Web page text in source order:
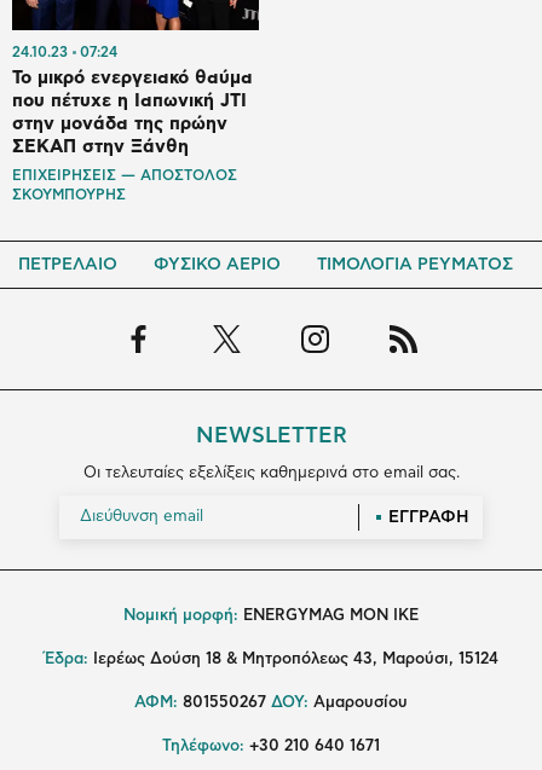
24.10.23 07:24
Το μικρό ενεργειακό θαύμα
που πέτυχε η Ιαπωνική JTI
στην μονάδα της πρώην
ΣΕΚΑΠ στην Ξάνθη
ΕΠΙΧΕΙΡΗΣΕΙΣ — ΑΠΟΣΤΟΛΟΣ
ΣΚΟΥΜΠΟΥΡΗΣ
ΠΕΤΡΕΛΑΙΟ ΦΥΣΙΚΟ ΑΕΡΙΟ ΤΙΜΟΛΟΓΙΑ ΡΕΥΜΑΤΟΣ
NEWSLETTER
Οι τελευταίες εξελίξεις καθημερινά στο email σας.
ΕΓΓΡΑΦΗ
Νομική μορφή: ENERGYMAG MON IKE
Έδρα: Ιερέως Δούση 18 & Μητροπόλεως 43, Μαρούσι, 15124
ΑΦΜ: 801550267 ΔΟΥ: Αμαρουσίου
Τηλέφωνο: +30 210 640 1671